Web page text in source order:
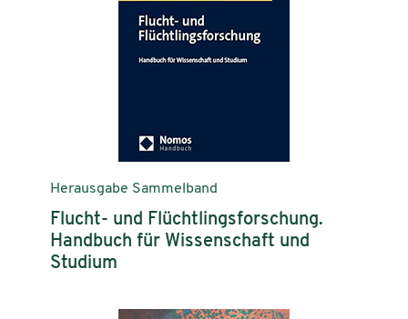
Herausgabe Sammelband
Flucht- und Flüchtlingsforschung.
Handbuch für Wissenschaft und
Studium